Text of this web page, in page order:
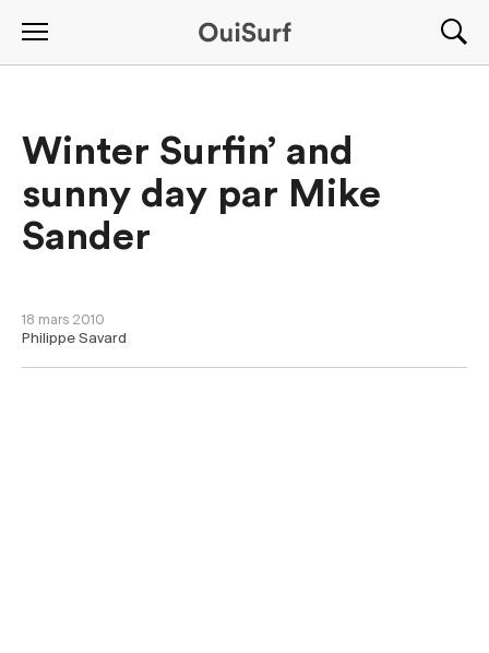
Winter Surfin’ and
sunny day par Mike
Sander
18 mars 2010
Philippe Savard